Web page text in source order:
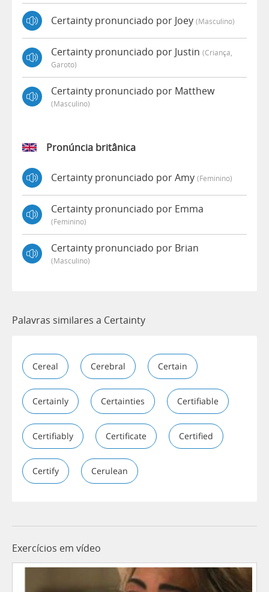
Certainty pronunciado por Joey (masculino)
Certainty pronunciado por Justin (criança,
Garoto)
Certainty pronunciado por Matthew
(masculino)
Pronúncia britânica
Certainty pronunciado por Amy (feminino)
Certainty pronunciado por Emma
(feminino)
Certainty pronunciado por Brian
(masculino)
Palavras similares a Certainty
Cereal Cerebral Certain
Certainly Certainties Certifiable
Certifiably Certificate Certified
Certify Cerulean
Exercícios em vídeo